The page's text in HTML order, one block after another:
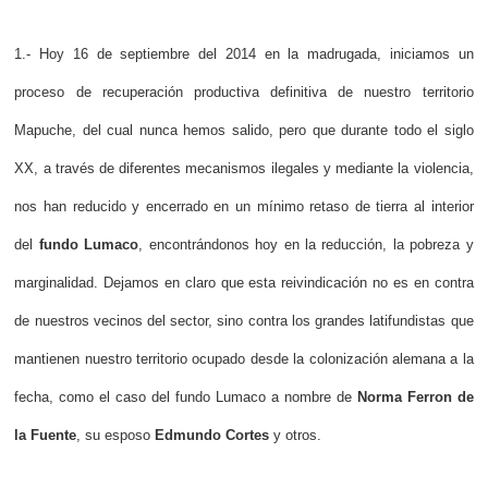
1.- Hoy 16 de septiembre del 2014 en la madrugada, iniciamos un
proceso de recuperación productiva definitiva de nuestro territorio
Mapuche, del cual nunca hemos salido, pero que durante todo el siglo
XX, a través de diferentes mecanismos ilegales y mediante la violencia,
nos han reducido y encerrado en un mínimo retaso de tierra al interior
del fundo Lumaco, encontrándonos hoy en la reducción, la pobreza y
marginalidad. Dejamos en claro que esta reivindicación no es en contra
de nuestros vecinos del sector, sino contra los grandes latifundistas que
mantienen nuestro territorio ocupado desde la colonización alemana a la
fecha, como el caso del fundo Lumaco a nombre deNorma Ferron de
la Fuente, su esposo Edmundo Cortes y otros.